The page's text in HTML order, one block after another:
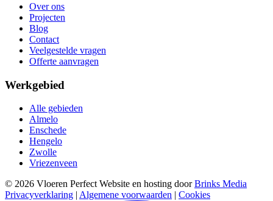
Over ons
Projecten
Blog
Contact
Veelgestelde vragen
Offerte aanvragen
Werkgebied
Alle gebieden
Almelo
Enschede
Hengelo
Zwolle
Vriezenveen
© 2026 Vloeren Perfect Website en hosting doorBrinks Media
Privacyverklaring | Algemene voorwaarden | Cookies